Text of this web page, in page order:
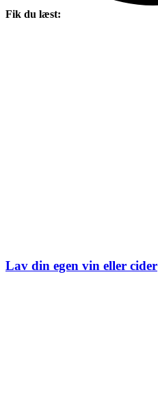
Fik du læst:
Lav din egen vin eller cider